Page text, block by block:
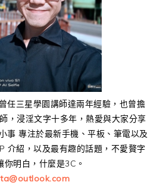
任三星學園講師達兩年經驗，也曾擔
，浸淫文字十多年，熱愛與大家分享
事 專注於最新手機、平板、筆電以及
介紹，以及最有趣的話題，不愛贅字
明白，什麼是3C。